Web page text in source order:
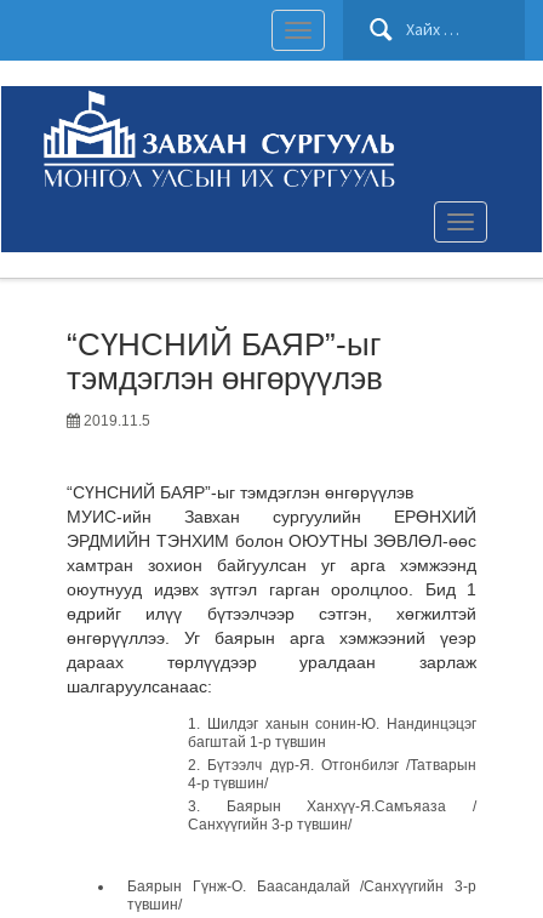
Toggle
navigation
Toggle
navigation
“СҮНСНИЙ БАЯР”-ыг
тэмдэглэн өнгөрүүлэв
2019.11.5
“СҮНСНИЙ БАЯР”-ыг тэмдэглэн өнгөрүүлэв
МУИС-ийн Завхан сургуулийн ЕРӨНХИЙ
ЭРДМИЙН ТЭНХИМ болон ОЮУТНЫ ЗӨВЛӨЛ-өөс
хамтран зохион байгуулсан уг арга хэмжээнд
оюутнууд идэвх зүтгэл гарган оролцлоо. Бид 1
өдрийг илүү бүтээлчээр сэтгэн, хөгжилтэй
өнгөрүүллээ. Уг баярын арга хэмжээний үеэр
дараах төрлүүдээр уралдаан зарлаж
шалгаруулсанаас:
Шилдэг ханын сонин-Ю. Нандинцэцэг
багштай 1-р түвшин
Бүтээлч дүр-Я. Отгонбилэг /Татварын
4-р түвшин/
Баярын Ханхүү-Я.Самъяаза /
Санхүүгийн 3-р түвшин/
Баярын Гүнж-О. Баасандалай /Санхүүгийн 3-р
түвшин/